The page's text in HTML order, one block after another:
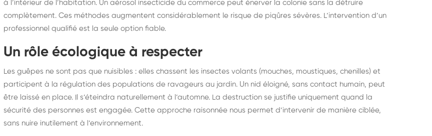
à l’intérieur de l’habitation. Un aérosol insecticide du commerce peut énerver la colonie sans la détruire
complètement. Ces méthodes augmentent considérablement le risque de piqûres sévères. L’intervention d’un
professionnel qualifié est la seule option fiable.
Un rôle écologique à respecter
Les guêpes ne sont pas que nuisibles : elles chassent les insectes volants (mouches, moustiques, chenilles) et
participent à la régulation des populations de ravageurs au jardin. Un nid éloigné, sans contact humain, peut
être laissé en place. Il s’éteindra naturellement à l’automne. La destruction se justifie uniquement quand la
sécurité des personnes est engagée. Cette approche raisonnée nous permet d’intervenir de manière ciblée,
sans nuire inutilement à l’environnement.